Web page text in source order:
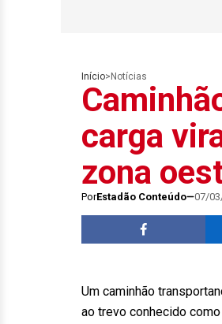
Início> Notícias
carga
zona
PorEstadão Conteúdo 07/
Um caminhão
ao trevo conhecido